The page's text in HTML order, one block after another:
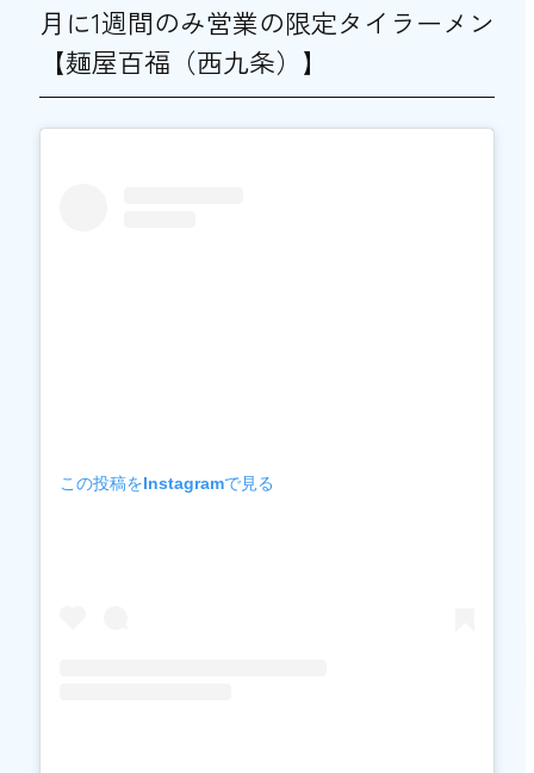
月に1週間のみ営業の限定タイラーメン
【麺屋百福（西九条）】
この投稿をInstagramで見る